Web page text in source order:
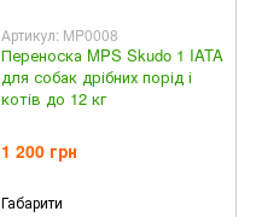
Артикул: MP0008
Переноска MPS Skudo 1 IATA
для собак дрібних порід і
котів до 12 кг
1 200 грн
Габарити